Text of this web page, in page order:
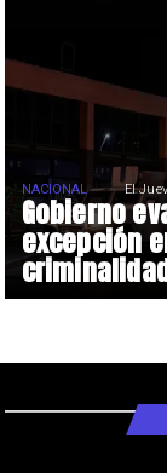
Gobierno
excepción
NACIONAL El